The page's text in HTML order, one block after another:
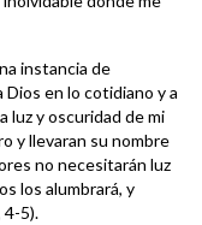
instancia de
en lo cotidiano y a
luz y oscuridad de mi
y llevaran su nombre
no necesitarán luz
los alumbrará, y
4-5).